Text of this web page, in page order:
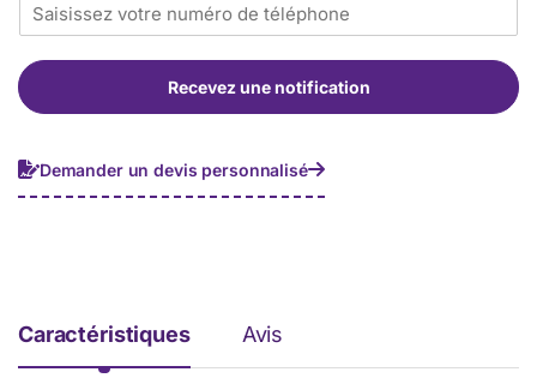
é
p
n
e
Recevez une notification
Demander un devis personnalisé
Caractéristiques Avis